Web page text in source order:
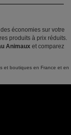
économies sur votre
produits à prix réduits.
Animaux et comparez
et boutiques en France et en